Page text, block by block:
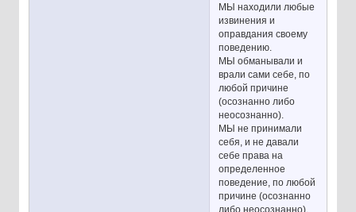
МЫ находили любые
извинения и
оправдания своему
поведению.
МЫ обманывали и
врали сами себе, по
любой причине
(осознанно либо
неосознанно).
МЫ не принимали
себя, и не давали
себе права на
определенное
поведение, по любой
причине (осознанно
либо неосознанно).